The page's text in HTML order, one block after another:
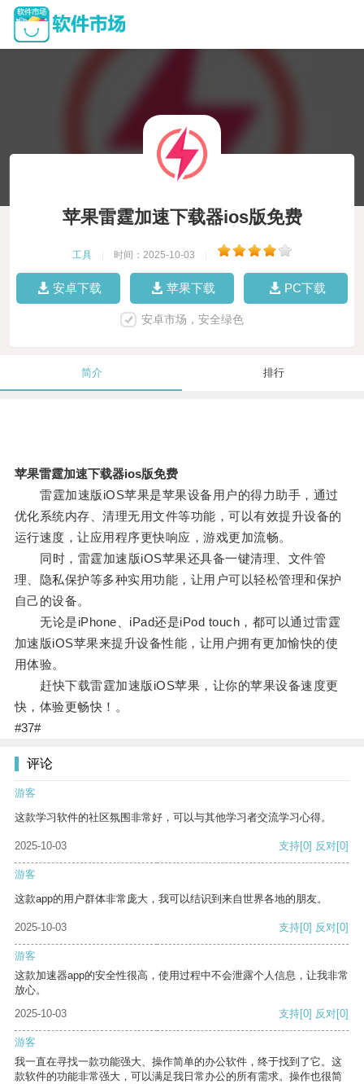
苹果雷霆加速下载器ios版免费
工具 时间：2025-10-03
安卓下载 苹果下载 PC下载
安卓市场，安全绿色
简介 排行
苹果雷霆加速下载器ios版免费
雷霆加速版iOS苹果是苹果设备用户的得力助手，通过
优化系统内存、清理无用文件等功能，可以有效提升设备的
运行速度，让应用程序更快响应，游戏更加流畅。
同时，雷霆加速版iOS苹果还具备一键清理、文件管
理、隐私保护等多种实用功能，让用户可以轻松管理和保护
自己的设备。
无论是iPhone、iPad还是iPod touch，都可以通过雷霆
加速版iOS苹果来提升设备性能，让用户拥有更加愉快的使
用体验。
赶快下载雷霆加速版iOS苹果，让你的苹果设备速度更
快，体验更畅快！。
#37#
评论
游客
这款学习软件的社区氛围非常好，可以与其他学习者交流学习心得。
2025-10-03 支持[0] 反对[0]
游客
这款app的用户群体非常庞大，我可以结识到来自世界各地的朋友。
2025-10-03 支持[0] 反对[0]
游客
这款加速器app的安全性很高，使用过程中不会泄露个人信息，让我非常
放心。
2025-10-03
支持[0] 反对[0]
游客
我一直在寻找一款功能强大、操作简单的办公软件，终于找到了它。这
款软件的功能非常强大，可以满足我日常办公的所有需求。操作也很简